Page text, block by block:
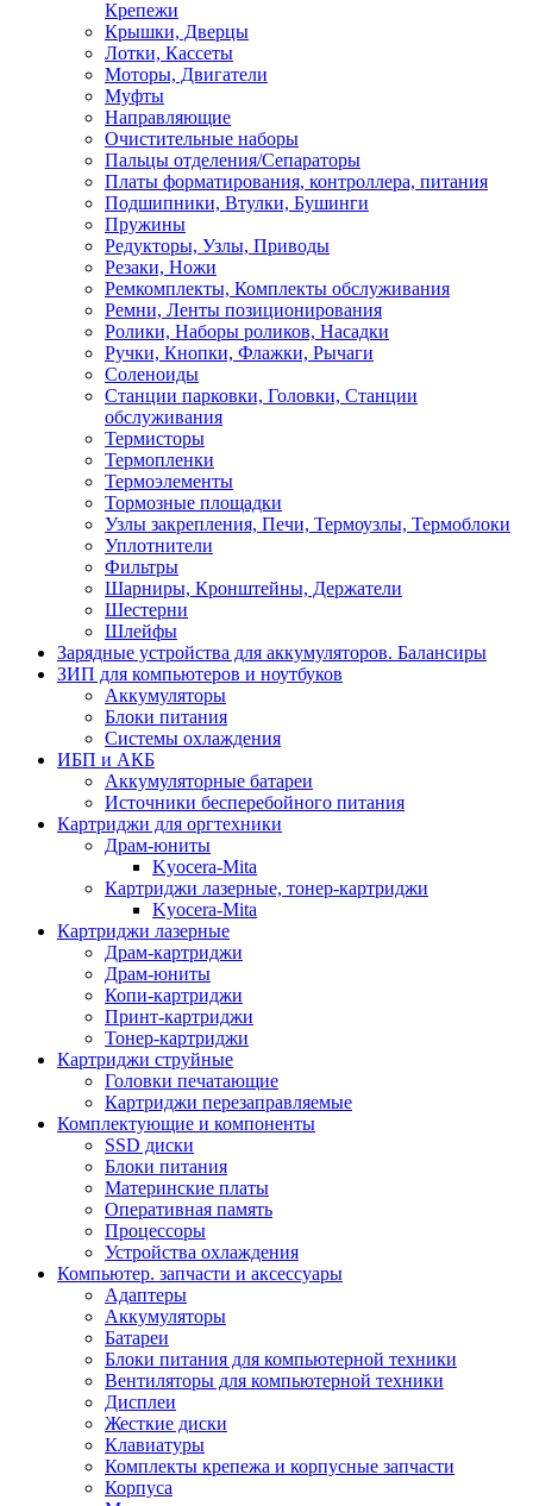
Крепежи
Крышки, Дверцы
Лотки, Кассеты
Моторы, Двигатели
Муфты
Направляющие
Очистительные наборы
Пальцы отделения/Сепараторы
Платы форматирования, контроллера, питания
Подшипники, Втулки, Бушинги
Пружины
Редукторы, Узлы, Приводы
Резаки, Ножи
Ремкомплекты, Комплекты обслуживания
Ремни, Ленты позиционирования
Ролики, Наборы роликов, Насадки
Ручки, Кнопки, Флажки, Рычаги
Соленоиды
Станции парковки, Головки, Станции
обслуживания
Термисторы
Термопленки
Термоэлементы
Тормозные площадки
Узлы закрепления, Печи, Термоузлы, Термоблоки
Уплотнители
Фильтры
Шарниры, Кронштейны, Держатели
Шестерни
Шлейфы
Зарядные устройства для аккумуляторов. Балансиры
ЗИП для компьютеров и ноутбуков
Аккумуляторы
Блоки питания
Системы охлаждения
ИБП и АКБ
Аккумуляторные батареи
Источники бесперебойного питания
Картриджи для оргтехники
Драм-юниты
Kyocera-Mita
Картриджи лазерные, тонер-картриджи
Kyocera-Mita
Картриджи лазерные
Драм-картриджи
Драм-юниты
Копи-картриджи
Принт-картриджи
Тонер-картриджи
Картриджи струйные
Головки печатающие
Картриджи перезаправляемые
Комплектующие и компоненты
SSD диски
Блоки питания
Материнские платы
Оперативная память
Процессоры
Устройства охлаждения
Компьютер. запчасти и аксессуары
Адаптеры
Аккумуляторы
Батареи
Блоки питания для компьютерной техники
Вентиляторы для компьютерной техники
Дисплеи
Жесткие диски
Клавиатуры
Комплекты крепежа и корпусные запчасти
Корпуса